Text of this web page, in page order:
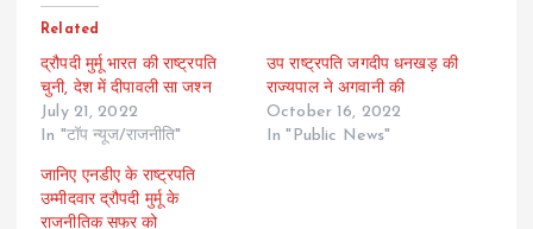
Related
द्रौपदी मुर्मू भारत की राष्ट्रपति
चुनी, देश में दीपावली सा जश्न
July 21, 2022
In "टॉप न्यूज/राजनीति"
उप राष्ट्रपति जगदीप धनखड़ की
राज्यपाल ने अगवानी की
October 16, 2022
In "Public News"
जानिए एनडीए के राष्ट्रपति
उम्मीदवार द्रौपदी मुर्मू के
राजनीतिक सफर को